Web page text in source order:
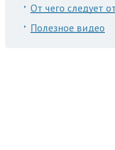
От чего следует
Полезное видео